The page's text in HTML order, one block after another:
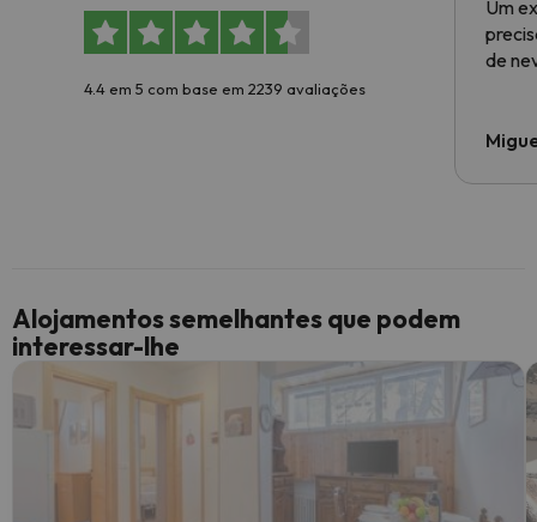
4.4 em 5 com base em 2239 avaliações
Um
de
Alojamentos semelhantes que podem
interessar-lhe